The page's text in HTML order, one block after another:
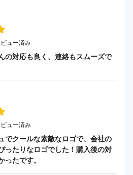
ュー済み
の対応も良く、連絡もスムーズで
ュー済み
でクールな素敵なロゴで、会社の
ったりなロゴでした！購入後の対
ったです。